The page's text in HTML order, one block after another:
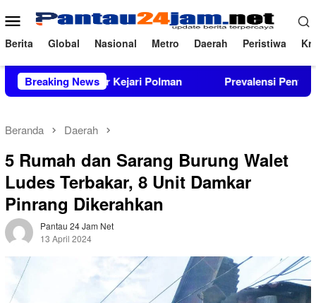
ke
konten
Menu
Mobile
Berita Global Nasional Metro Daerah Peristiwa
Breaking News
Kejari Polman Prevalensi Penyalahguna Narkoba
Beranda Daerah
5 Rumah dan Sarang Burung Walet
Ludes Terbakar, 8 Unit Damkar
Pinrang Dikerahkan
Pantau 24 Jam Net
13 April 2024